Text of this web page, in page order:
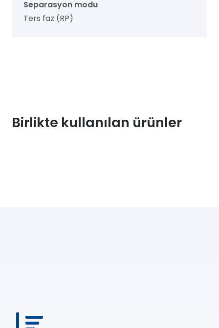
Separasyon modu
Ters faz (RP)
Birlikte kullanılan ürünler